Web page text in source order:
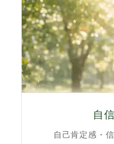
自
自己肯定感・